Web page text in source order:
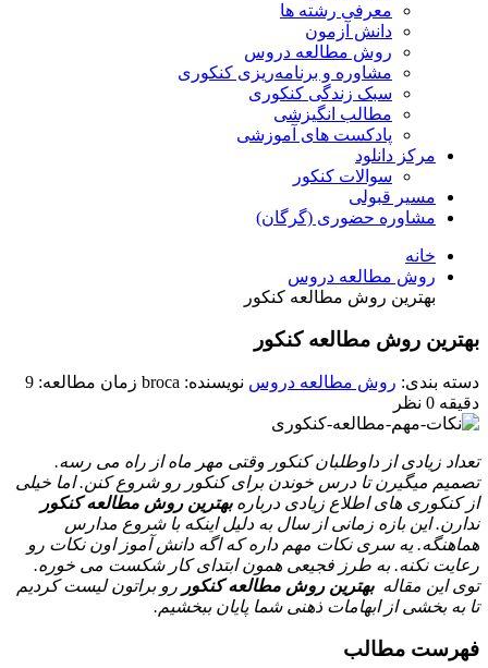
معرفی رشته ها
دانش آزمون
روش مطالعه دروس
مشاوره و برنامه‌ریزی کنکوری
سبک زندگی کنکوری
مطالب انگیزشی
پادکست های آموزشی
مرکز دانلود
سوالات کنکور
مسیر قبولی
مشاوره حضوری (گرگان)
خانه
روش مطالعه دروس
بهترین روش مطالعه کنکور
بهترین روش مطالعه کنکور
دسته بندی: روش مطالعه دروس نویسنده: broca
زمان مطالعه: 9
دقیقه 0 نظر
تعداد زیادی از داوطلبان کنکور وقتی مهر ماه از راه می رسه.
تصمیم میگیرن تا درس خوندن برای کنکور رو شروع کنن. اما خیلی
از کنکوری های اطلاع زیادی دربارهبهترین روش مطالعه کنکور
ندارن. این بازه زمانی از سال به دلیل اینکه با شروع مدارس
هماهنگه. یه سری نکات مهم داره که اگه دانش آموز اون نکات رو
رعایت نکنه. به طرز فجیعی همون ابتدای کار شکست می خوره.
توی این مقالهبهترین روش مطالعه کنکور رو براتون لیست کردیم
تا به بخشی از ابهامات ذهنی شما پایان ببخشیم.
فهرست مطالب